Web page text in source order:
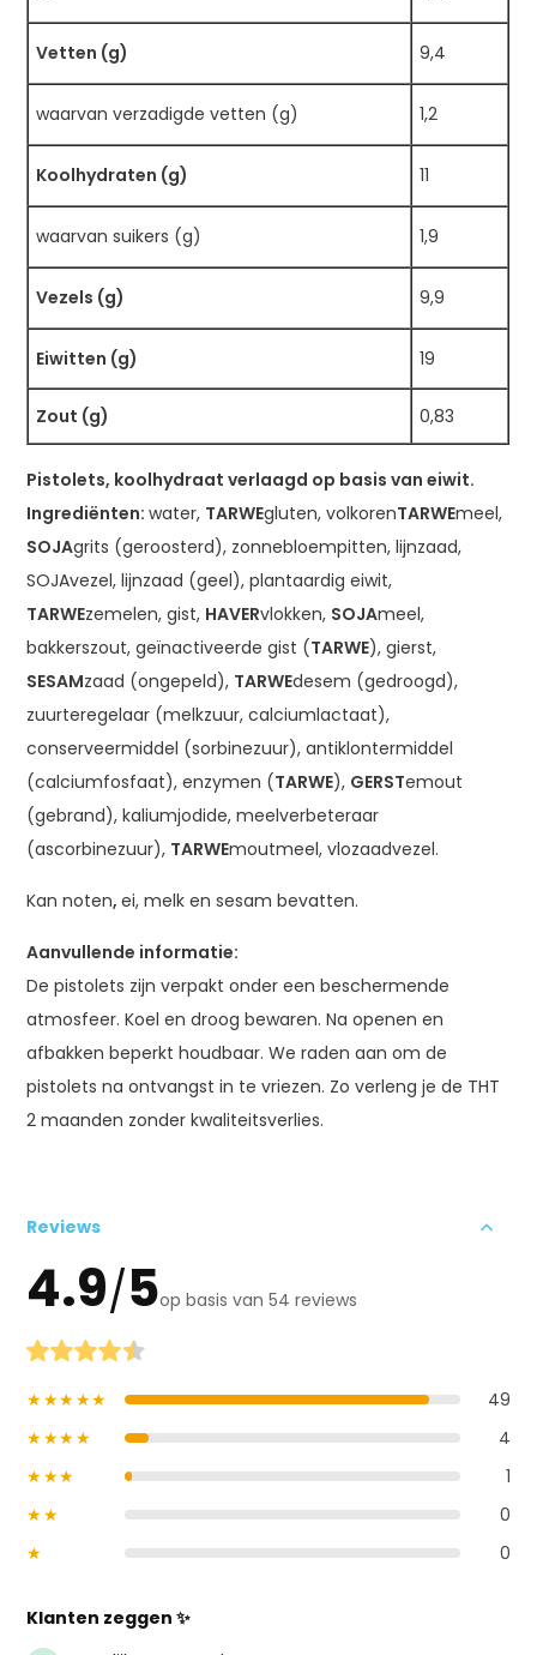
Vetten (g) 9,4
waarvan verzadigde vetten (g) 1,2
Koolhydraten (g) 11
waarvan suikers (g) 1,9
Vezels (g) 9,9
Eiwitten (g) 19
Zout (g) 0,83
Pistolets, koolhydraat verlaagd op basis van eiwit.
Ingrediënten:water, TARWEgluten, volkorenTARWEmeel,
SOJAgrits (geroosterd), zonnebloempitten, lijnzaad,
SOJAvezel, lijnzaad (geel), plantaardig eiwit,
TARWEzemelen, gist, HAVERvlokken, SOJAmeel,
bakkerszout, geïnactiveerde gist (TARWE), gierst,
SESAMzaad (ongepeld), TARWEdesem (gedroogd),
zuurteregelaar (melkzuur, calciumlactaat),
conserveermiddel (sorbinezuur), antiklontermiddel
(calciumfosfaat), enzymen (TARWE), GERSTemout
(gebrand), kaliumjodide, meelverbeteraar
(ascorbinezuur), TARWEmoutmeel, vlozaadvezel.
Kannoten,ei,melk ensesambevatten.
Aanvullende informatie:
De pistolets zijn verpakt onder een beschermende
atmosfeer. Koel en droog bewaren. Na openen en
afbakken beperkt houdbaar. We raden aan om de
pistolets na ontvangst in te vriezen. Zo verleng je de THT
2 maanden zonder kwaliteitsverlies.
Reviews
4.9/5op basis van 54 reviews
★★★★★
49
★★★★
4
★★★
1
★★
0
★
0
Klanten zeggen ✨